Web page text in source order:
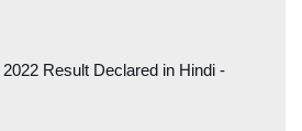
Result Declared in Hindi -